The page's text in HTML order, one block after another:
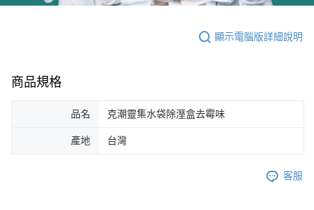
顯示電腦版詳細說明
商品規格
品名 克潮靈集水袋除溼盒去霉味
產地 台灣
客服